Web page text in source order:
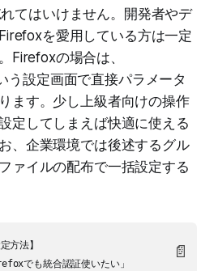
てはいけません。開発者やデ
を愛用している方は一定
Firefoxの場合は、
う設定画面で直接パラメータ
ます。少し上級者向けの操作
定してしまえば快適に使える
、企業環境では後述するグル
ァイルの配布で一括設定する
法】
でも統合認証使いたい」
📄